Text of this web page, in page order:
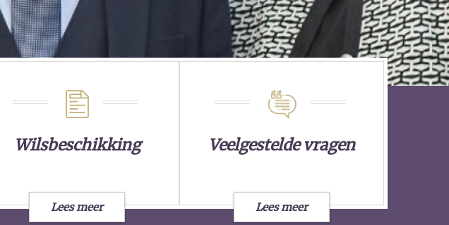
Wilsbeschikking
Lees meer
Veelgestelde vragen
Lees meer